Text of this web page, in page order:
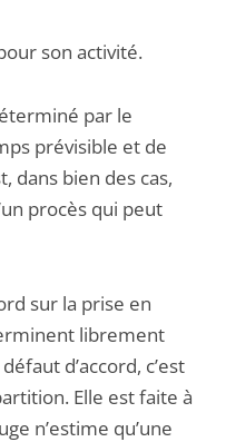
son activité.
par le
prévisible et de
dans bien des cas,
procès qui peut
sur la prise en
librement
d’accord, c’est
Elle est faite à
n’estime qu’une